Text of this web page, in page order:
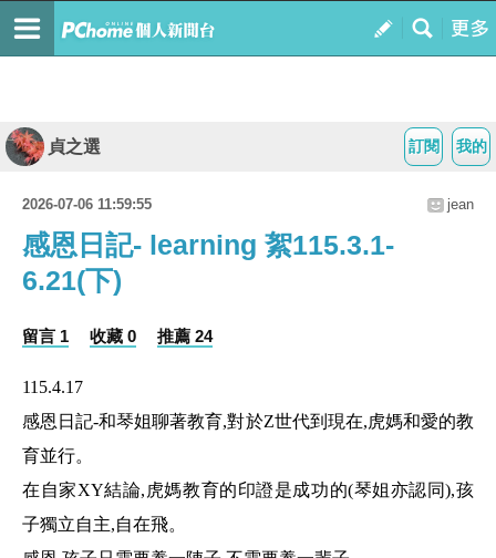
我的
訂閱
貞之選
2026-07-06 11:59:55 jean
感恩日記- learning 絮115.3.1-
6.21(下)
留言 1 收藏 0 推薦 24
115.4.17
感恩日記-和琴姐聊著教育,對於Z世代到現在,虎媽和愛的教
育並行。
在自家XY結論, 虎媽教育的印證是成功的(琴姐亦認同),孩
子獨立自主,自在飛。